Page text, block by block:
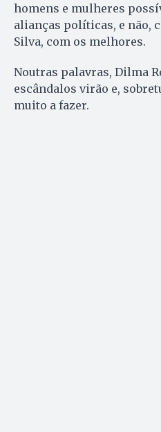
homens e mulheres
alianças políticas, e não,
Silva, com os melhores.
Noutras palavras, Dilma
escândalos virão e,
muito a fazer.